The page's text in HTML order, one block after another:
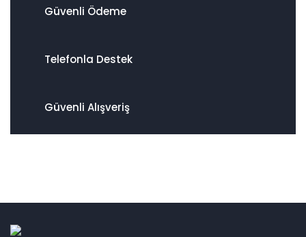
Güvenli Ödeme
Telefonla Destek
Güvenli Alışveriş